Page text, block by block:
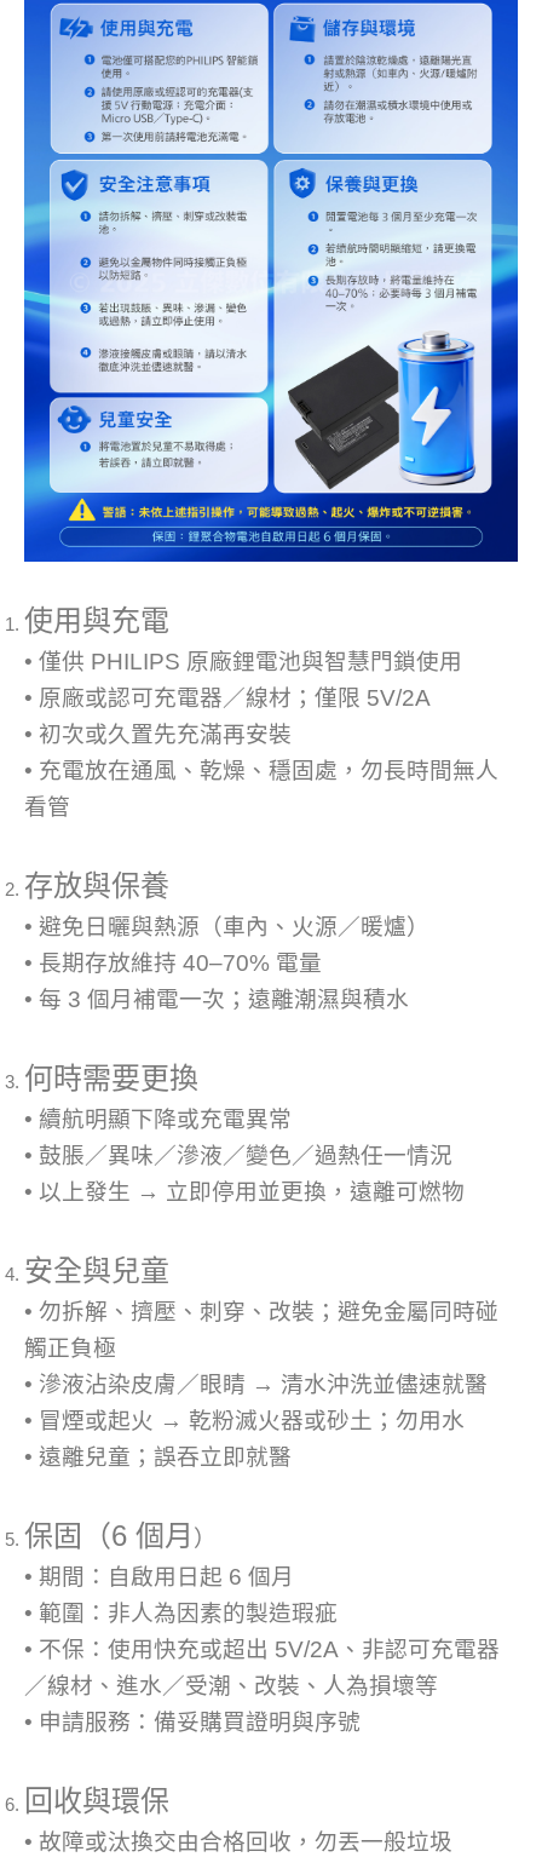
使用與充電
• 僅供 PHILIPS 原廠鋰電池與智慧門鎖使用
• 原廠或認可充電器／線材；僅限 5V/2A
• 初次或久置先充滿再安裝
• 充電放在通風、乾燥、穩固處，勿長時間無人
看管
存放與保養
• 避免日曬與熱源（車內、火源／暖爐）
• 長期存放維持 40–70% 電量
• 每 3 個月補電一次；遠離潮濕與積水
何時需要更換
• 續航明顯下降或充電異常
• 鼓脹／異味／滲液／變色／過熱任一情況
• 以上發生 → 立即停用並更換，遠離可燃物
安全與兒童
• 勿拆解、擠壓、刺穿、改裝；避免金屬同時碰
觸正負極
• 滲液沾染皮膚／眼睛 → 清水沖洗並儘速就醫
• 冒煙或起火 → 乾粉滅火器或砂土；勿用水
• 遠離兒童；誤吞立即就醫
保固（6 個月 ）
• 期間：自啟用日起 6 個月
• 範圍：非人為因素的製造瑕疵
• 不保：使用快充或超出 5V/2A、非認可充電器
／線材、進水／受潮、改裝、人為損壞等
• 申請服務：備妥購買證明與序號
回收與環保
• 故障或汰換交由合格回收，勿丟一般垃圾